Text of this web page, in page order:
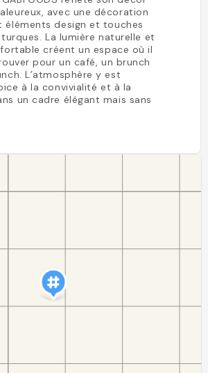
avec une décoration
éléments design et touches
La lumière naturelle et
créent un espace où il
pour un café, un brunch
L’atmosphère y est
à la convivialité et à la
un cadre élégant mais sans